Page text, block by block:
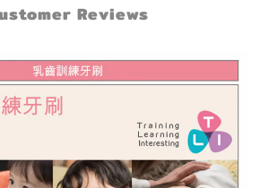
Reviews